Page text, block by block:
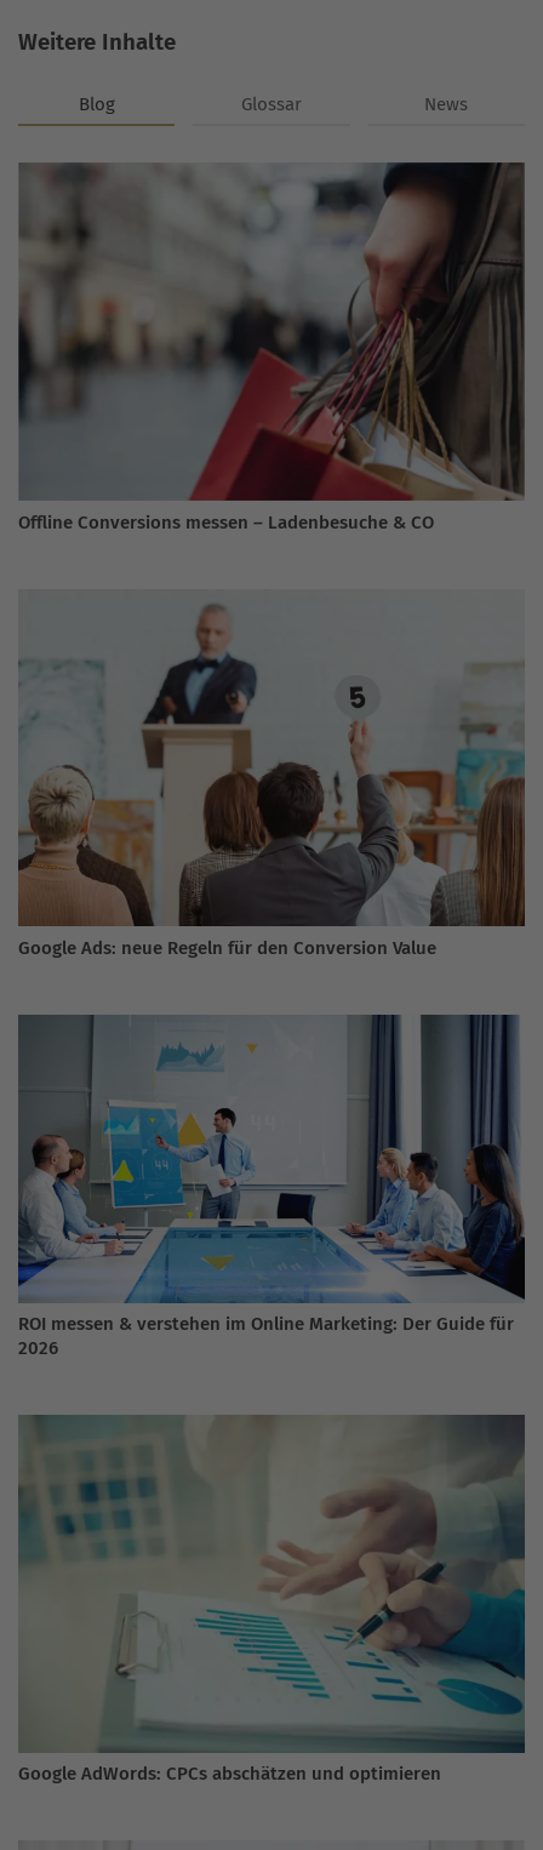
Weitere Inhalte
Blog Glossar News
Offline Conversions messen – Ladenbesuche & CO
Google Ads: neue Regeln für den Conversion Value
ROI messen & verstehen im Online Marketing: Der Guide für
2026
Google AdWords: CPCs abschätzen und optimieren